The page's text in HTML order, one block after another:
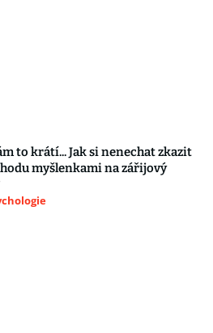
to krátí... Jak si nenechat zkazit
myšlenkami na zářijový